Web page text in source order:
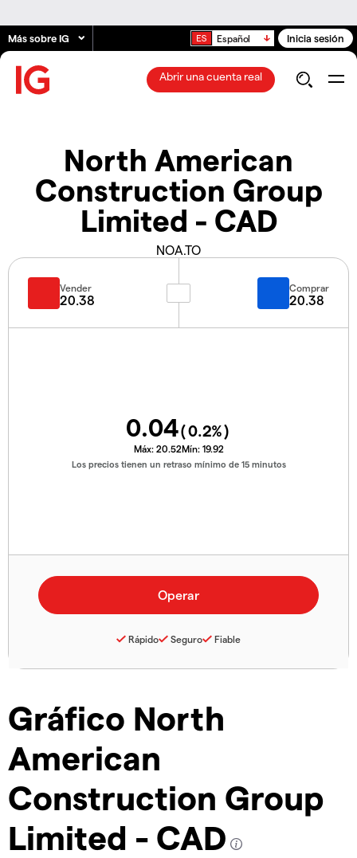
Más sobre IG Español Inicia sesión
Abrir una cuenta real
North American
Construction Group
Limited - CAD
NOA.TO
Gráfico North
American
Construction Group
Limited - CAD
Vender
20.38
Comprar
20.38
0.04(0.2%)
Máx: 20.52Mín: 19.92
Los precios tienen un retraso mínimo de 15 minutos
Rápido Seguro Fiable